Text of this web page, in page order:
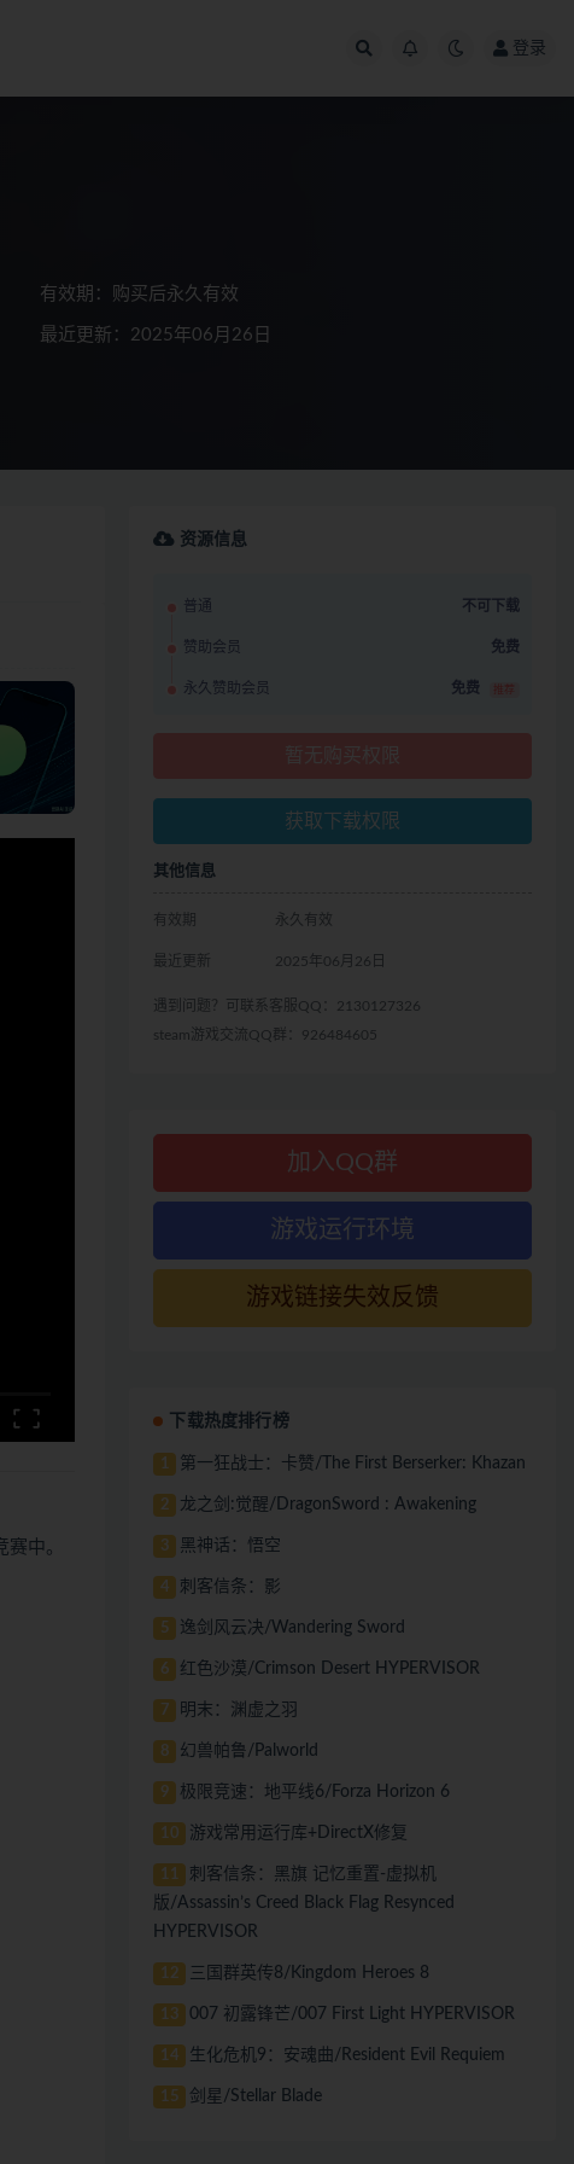
登录
有效期：购买后永久有效
最近更新：2025年06月26日
中。
资源信息
普通 不可下载
赞助会员 免费
永久赞助会员 免费 推荐
获取下载权限
其他信息
有效期 永久有效
最近更新 2025年06月26日
遇到问题？可联系客服QQ：2130127326
steam游戏交流QQ群：926484605
加入QQ群
游戏运行环境
游戏链接失效反馈
下载热度排行榜
1 第一狂战士：卡赞/The First Berserker: Khazan
2 龙之剑:觉醒/DragonSword : Awakening
3 黑神话：悟空
4 刺客信条：影
5 逸剑风云决/Wandering Sword
6 红色沙漠/Crimson Desert HYPERVISOR
7 明末：渊虚之羽
8 幻兽帕鲁/Palworld
9 极限竞速：地平线6/Forza Horizon 6
10 游戏常用运行库+DirectX修复
11
刺客信条：黑旗 记忆重置-虚拟机
版/Assassin’s Creed Black Flag Resynced
HYPERVISOR
12 三国群英传8/Kingdom Heroes 8
13 007 初露锋芒/007 First Light HYPERVISOR
14 生化危机9：安魂曲/Resident Evil Requiem
15 剑星/Stellar Blade